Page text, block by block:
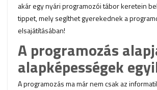
akár egy nyári programozói tábor keretein
tippet, mely segíthet gyerekednek a
elsajátításában!
A programozás
alapképességek
A programozás ma már nem csak az